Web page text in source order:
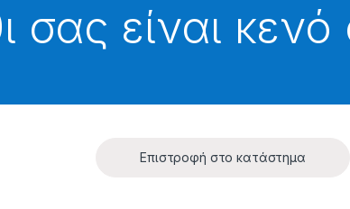
σας είναι κενό
Επιστροφή στο κατάστημα